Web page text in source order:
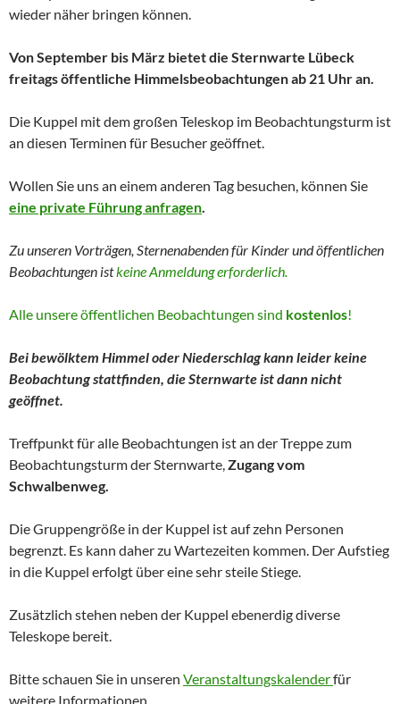
wieder näher bringen können.
Von September bis März bietet die Sternwarte Lübeck
freitags öffentliche Himmelsbeobachtungen ab 21 Uhr an.
Die Kuppel mit dem großen Teleskop im Beobachtungsturm ist
an diesen Terminen für Besucher geöffnet.
Wollen Sie uns an einem anderen Tag besuchen, können Sie
eine private Führung anfragen.
Zu unseren Vorträgen, Sternenabenden für Kinder undöffentlichen
Beobachtungen istkeine Anmeldung erforderlich.
Alle unsere öffentlichen Beobachtungen sind kostenlos!
Bei bewölktem Himmel oder Niederschlag kann leider keine
Beobachtung stattfinden, die Sternwarte ist dann nicht
geöffnet.
Treffpunkt für alle Beobachtungen ist an der Treppe zum
Beobachtungsturm der Sternwarte,Zugang vom
Schwalbenweg.
Die Gruppengröße in der Kuppel ist auf zehn Personen
begrenzt. Es kann daher zu Wartezeiten kommen. Der Aufstieg
in die Kuppel erfolgt über eine sehr steile Stiege.
Zusätzlich stehen neben der Kuppel ebenerdig diverse
Teleskope bereit.
Bitte schauen Sie in unseren Veranstaltungskalenderfür
weitere Informationen.